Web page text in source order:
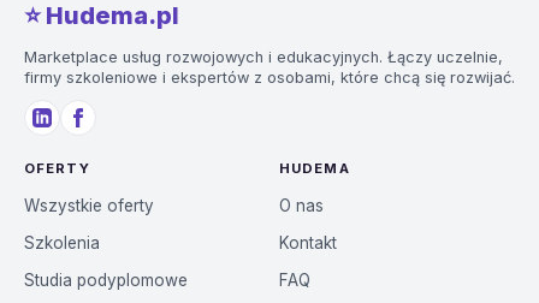
⭐️ Hudema.pl
Marketplace usług rozwojowych i edukacyjnych. Łączy uczelnie,
firmy szkoleniowe i ekspertów z osobami, które chcą się rozwijać.
OFERTY
Wszystkie oferty
Szkolenia
Studia podyplomowe
HUDEMA
O nas
Kontakt
FAQ